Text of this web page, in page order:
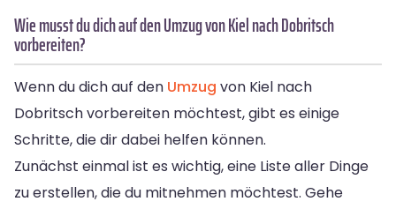
Wie musst du dich auf den Umzug von Kiel nach Dobritsch
vorbereiten?
Wenn du dich auf den Umzug von Kiel nach
Dobritsch vorbereiten möchtest, gibt es einige
Schritte, die dir dabei helfen können.
Zunächst einmal ist es wichtig, eine Liste aller Dinge
zu erstellen, die du mitnehmen möchtest. Gehe